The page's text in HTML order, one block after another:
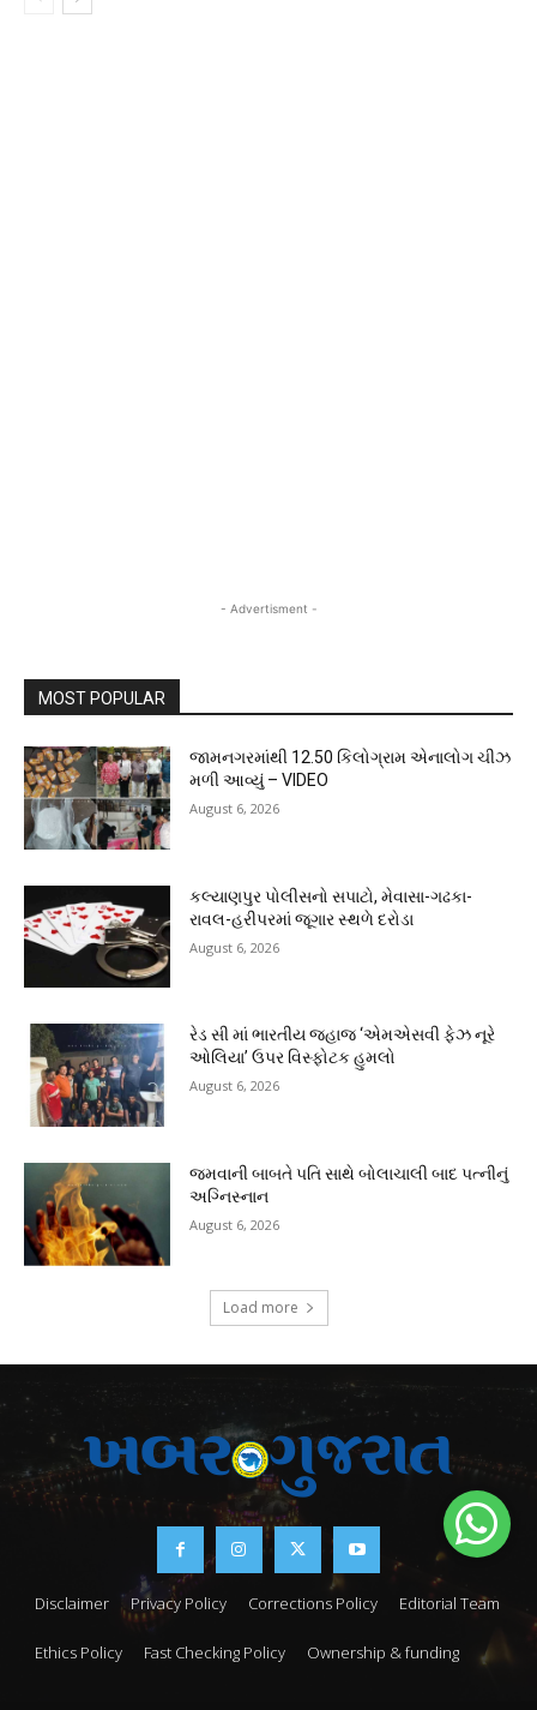
- Advertisment -
MOST POPULAR
જામનગરમાંથી 12.50 કિલોગ્રામ એનાલોગ ચીઝ
મળી આવ્યું – VIDEO
August 6, 2026
કલ્યાણપુર પોલીસનો સપાટો, મેવાસા-ગઢકા-
રાવલ-હરીપરમાં જૂગાર સ્થળે દરોડા
August 6, 2026
રેડ સી માં ભારતીય જહાજ ‘એમએસવી ફેઝ નૂરે
ઓલિયા’ ઉપર વિસ્ફોટક હુમલો
August 6, 2026
જમવાની બાબતે પતિ સાથે બોલાચાલી બાદ પત્નીનું
અગ્નિસ્નાન
August 6, 2026
Load more
Disclaimer Privacy Policy Corrections Policy Editorial Team
Ethics Policy Fast Checking Policy Ownership & funding